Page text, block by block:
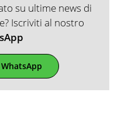
su ultime news di
Iscriviti al nostro